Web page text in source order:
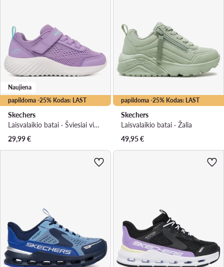
papildoma -25% Kodas: LAST
Naujiena
Skechers
Laisvalaikio batai · Šviesiai violetinė
29,99€
papildoma -25% Kodas: LAST
Skechers
Laisvalaikio batai · Žalia
49,95€